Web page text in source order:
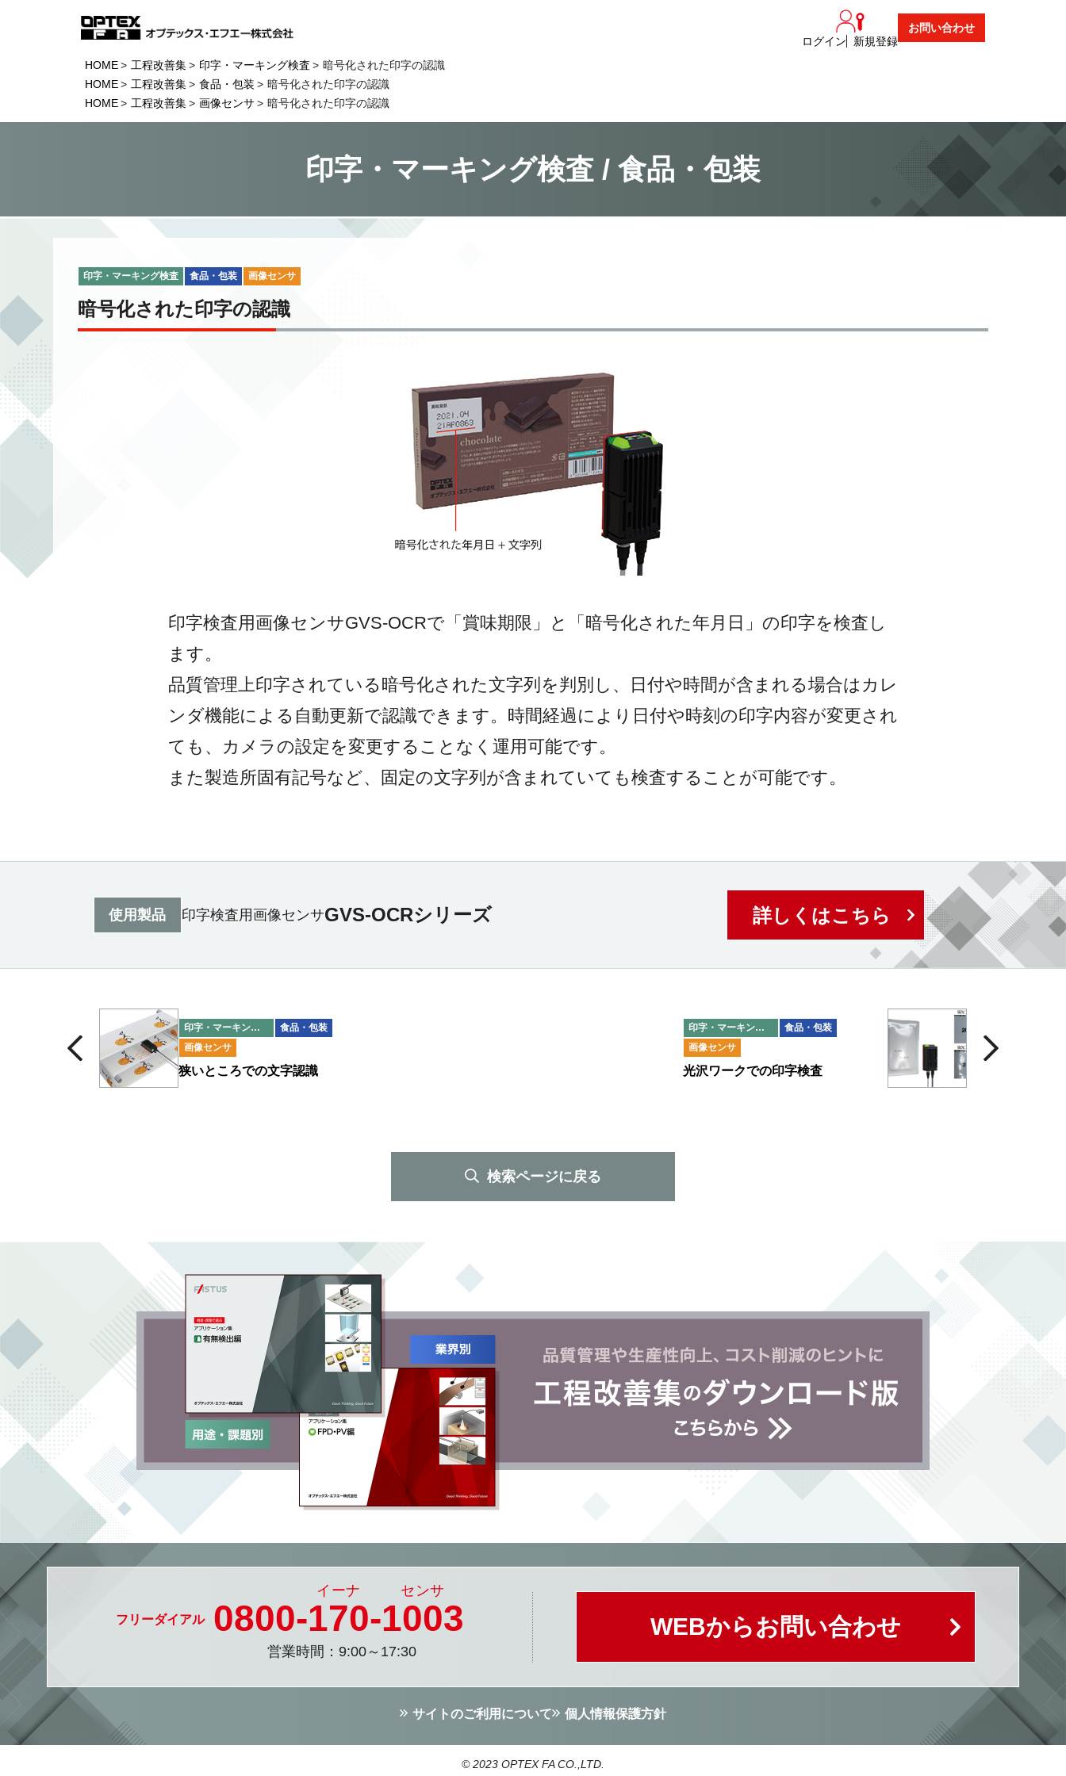
ログイン 新規登録
お問い合わせ
HOME 工程改善集 印字・マーキング検査
暗号化された印字の認識
HOME
工程改善集 食品・包装
暗号化された印字の認識
HOME
工程改善集 画像センサ 暗号化された印字の認識
印字・マーキング検査 / 食品・包装
印字・マーキング検査 食品・包装 画像センサ
暗号化された印字の認識
印字検査用画像センサGVS-OCRで「賞味期限」と「暗号化された年月日」の印字を検査し
ます。
品質管理上印字されている暗号化された文字列を判別し、日付や時間が含まれる場合はカレ
ンダ機能による自動更新で認識できます。時間経過により日付や時刻の印字内容が変更され
ても、カメラの設定を変更することなく運用可能です。
また製造所固有記号など、固定の文字列が含まれていても検査することが可能です。
使用製品 印字検査用画像センサGVS-OCRシリーズ 詳しくはこちら
印字・マーキング検査
食品・包装
画像センサ
狭いところでの文字認識
印字・マーキング検査
食品・包装
画像センサ
光沢ワークでの印字検査
検索ページに戻る
WEBからお問い合わせ
0800-170-1003
営業時間：9:00～17:30
サイトのご利用について 個人情報保護方針
© 2023 OPTEX FA CO.,LTD.